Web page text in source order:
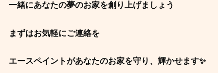
一緒にあなたの夢のお家を創り上げましょう
まずはお気軽にご連絡を
エースペイントがあなたのお家を守り、輝かせます✨